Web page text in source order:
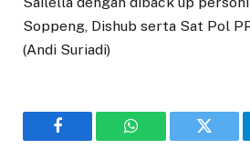
Soppeng, Dishub serta Sat Pol
(Andi Suriadi)
Facebook WhatsAppTwitter